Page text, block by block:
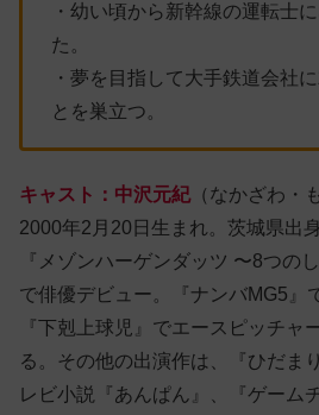
・幼い頃から新幹線の運転士
た。
・夢を目指して大手鉄道会社
とを巣立つ。
キャスト：中沢元紀（なかざわ・
2000年2月20日生まれ。茨城県出身
『メゾンハーゲンダッツ 〜8つの
で俳優デビュー。『ナンバMG5』
『下剋上球児』でエースピッチャ
る。その他の出演作は、『ひだま
レビ小説『あんぱん』、『ゲーム